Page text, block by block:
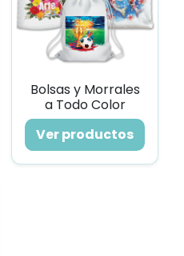
Bolsas y Morrales
a Todo Color
Ver productos